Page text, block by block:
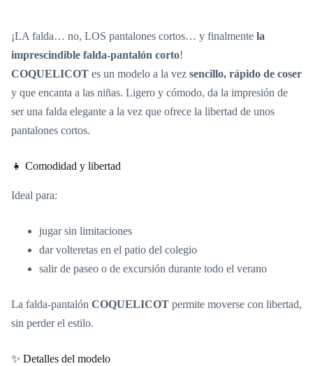
¡LA falda… no, LOS pantalones cortos… y finalmente la
imprescindible falda-pantalón corto!
COQUELICOT es un modelo a la vez sencillo, rápido de coser
y que encanta a las niñas. Ligero y cómodo, da la impresión de
ser una falda elegante a la vez que ofrece la libertad de unos
pantalones cortos.
👧 Comodidad y libertad
Ideal para:
jugar sin limitaciones
dar volteretas en el patio del colegio
salir de paseo o de excursión durante todo el verano
La falda-pantalón COQUELICOT permite moverse con libertad,
sin perder el estilo.
✨ Detalles del modelo